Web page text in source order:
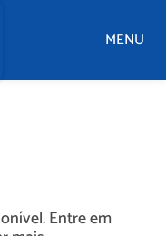
MENU
Entre em